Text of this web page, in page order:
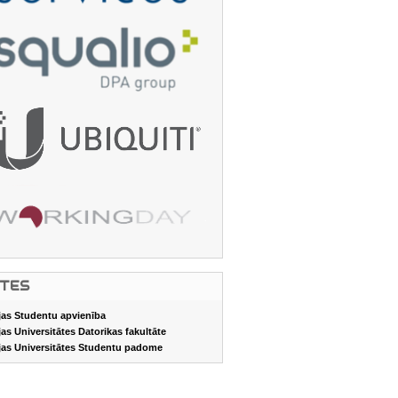
Studentu apvienība
Universitātes Datorikas fakultāte
Universitātes Studentu padome